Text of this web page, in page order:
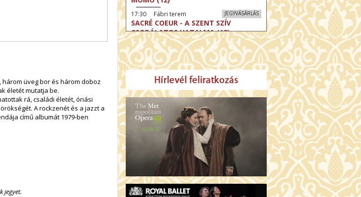
üveg bor és három doboz
életét mutatja be.
rá, családi életét, óriási
A rockzenét és a jazzt a
című albumát 1979-ben
jegyet.
JEGYVÁSÁRLÁS
17:30 Fábri terem
SACRÉ COEUR - A SZENT SZÍV
CSODÁLATOS HATALMA (12)
JEGYVÁSÁRLÁS
17:30 Törőcsik Mari terem
SZERELMEM, MAROKKÓ (16)
JEGYVÁSÁRLÁS
17:30 Csortos terem
MOHÁCS – VILÁGOK HARCA (12)
JEGYVÁSÁRLÁS
19:00 Díszterem
ODÜSSZEIA (16)
19:30 Csortos terem
MEGHÍVÁS (16)
JEGYVÁSÁRLÁS
19:30 Fábri terem
KESERŰ KARÁCSONY (16)
JEGYVÁSÁRLÁS
20:00 Törőcsik Mari terem
AZ IDEGEN (16)